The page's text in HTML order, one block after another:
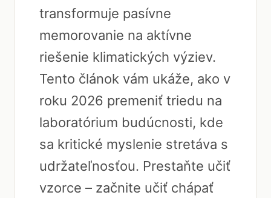
transformuje pasívne
memorovanie na aktívne
riešenie klimatických výziev.
Tento článok vám ukáže, ako v
roku 2026 premeniť triedu na
laboratórium budúcnosti, kde
sa kritické myslenie stretáva s
udržateľnosťou. Prestaňte učiť
vzorce – začnite učiť chápať